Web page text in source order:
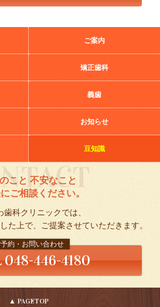
ご案内
矯正歯科
義歯
お知らせ
豆知識
こと 不安なこと
ご相談ください。
歯科クリニックでは、
た上で、ご提案させていただきます。
約・お問い合わせ
048-446-4180
▲ PAGETOP